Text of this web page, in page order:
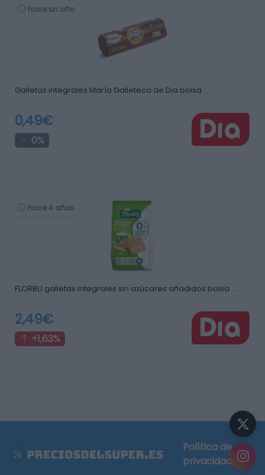
hace un año
Galletas integrales María Galleteca de Dia bolsa …
0,49€
0%
hace 4 años
FLORBU galletas integrales sin azúcares añadidos bolsa …
2,49€
+1,63%
Política de
privacidad